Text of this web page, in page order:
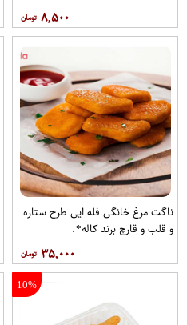
۸,۵۰۰
ناگت مرغ خانگی فله ایی طرح ستاره
و قلب و قارچ برند کاله*.
۳۵,۰۰۰
10%